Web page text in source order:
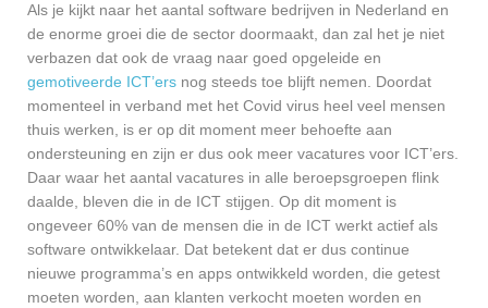
Als je kijkt naar het aantal software bedrijven in Nederland en
de enorme groei die de sector doormaakt, dan zal het je niet
verbazen dat ook de vraag naar goed opgeleide en
gemotiveerde ICT’ers nog steeds toe blijft nemen. Doordat
momenteel in verband met het Covid virus heel veel mensen
thuis werken, is er op dit moment meer behoefte aan
ondersteuning en zijn er dus ook meer vacatures voor ICT’ers.
Daar waar het aantal vacatures in alle beroepsgroepen flink
daalde, bleven die in de ICT stijgen. Op dit moment is
ongeveer 60% van de mensen die in de ICT werkt actief als
software ontwikkelaar. Dat betekent dat er dus continue
nieuwe programma’s en apps ontwikkeld worden, die getest
moeten worden, aan klanten verkocht moeten worden en